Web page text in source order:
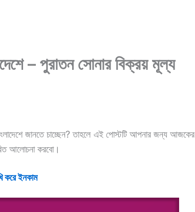
– পুরাতন সোনার বিক্রয় মূল্য
জানতে চাচ্ছেন? তাহলে এই পোস্টটি আপনার জন্য আজকের
আলোচনা করবো।
করে ইনকাম